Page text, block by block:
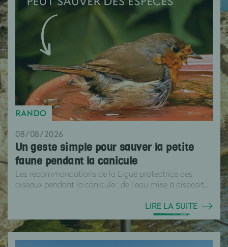
RANDO
08/08/2026
Un geste simple pour sauver la petite
faune pendant la canicule
Les recommandations de la Ligue protectrice des
oiseaux pendant la canicule : de l’eau mise à disposit...
LIRE LA SUITE